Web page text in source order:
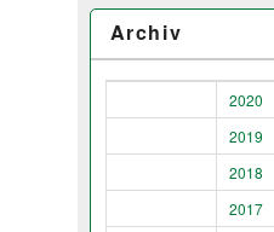
Archiv
2020
2019
2018
2017